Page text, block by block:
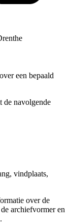
een bepaald
de navolgende
vindplaats,
over de
archiefvormer en